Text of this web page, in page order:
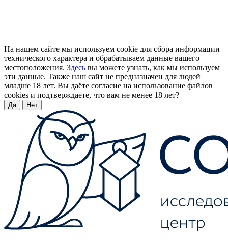
На нашем сайте мы используем cookie для сбора информации
технического характера и обрабатываем данные вашего
местоположения. Здесь вы можете узнать, как мы используем
эти данные. Также наш сайт не предназначен для людей
младше 18 лет. Вы даёте согласие на использование файлов
cookies и подтверждаете, что вам не менее 18 лет?
Да Нет